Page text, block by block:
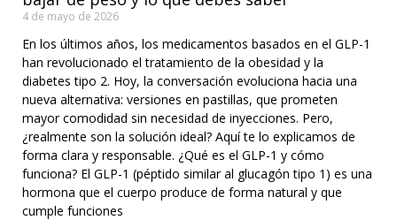
4 de mayo de 2026
En los últimos años, los medicamentos basados en el GLP-1
han revolucionado el tratamiento de la obesidad y la
diabetes tipo 2. Hoy, la conversación evoluciona hacia una
nueva alternativa: versiones en pastillas, que prometen
mayor comodidad sin necesidad de inyecciones. Pero,
¿realmente son la solución ideal? Aquí te lo explicamos de
forma clara y responsable. ¿Qué es el GLP-1 y cómo
funciona? El GLP-1 (péptido similar al glucagón tipo 1) es una
hormona que el cuerpo produce de forma natural y que
cumple funciones